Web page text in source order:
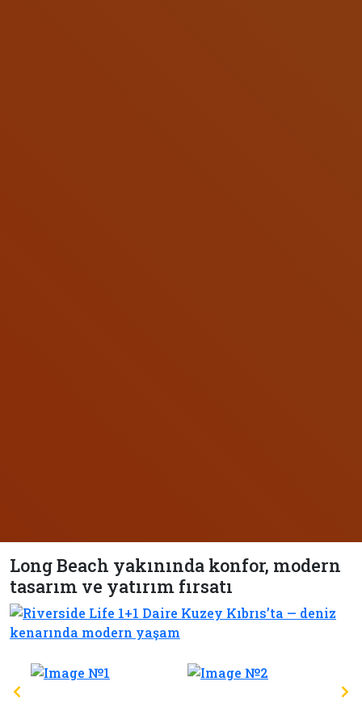
Long Beach yakınında konfor, modern
tasarım ve yatırım fırsatı